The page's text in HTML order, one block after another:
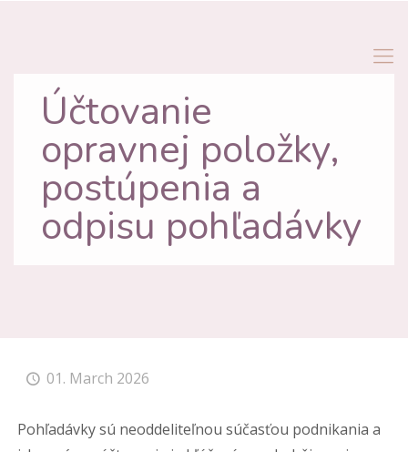
Účtovanie
opravnej položky,
postúpenia a
odpisu pohľadávky
01. March 2026
Pohľadávky sú neoddeliteľnou súčasťou podnikania a